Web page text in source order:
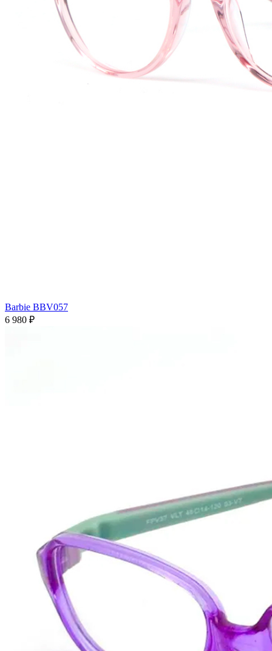
Barbie BBV057
6 980 ₽